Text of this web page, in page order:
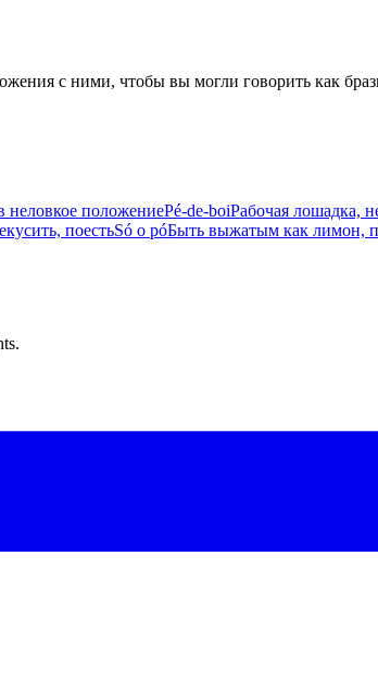
с ними, чтобы вы могли говорить как
неловкое положениеPé-de-boiРабочая лошадка,
поестьSó o póБыть выжатым как лимон,